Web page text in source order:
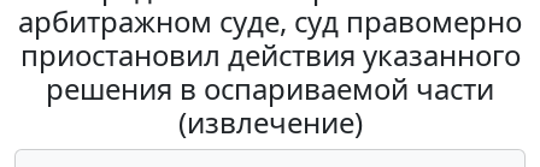
арбитражном суде, суд правомерно
приостановил действия указанного
решения в оспариваемой части
(извлечение)